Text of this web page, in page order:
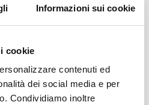
Informazioni sui cookie
cookie
contenuti ed
dei social media e per
Condividiamo inoltre
tecnologie innovative e
capacità di
genuino per le evoluzioni